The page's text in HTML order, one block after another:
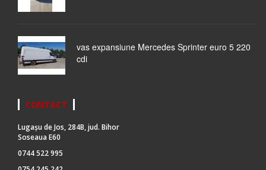
vas expansiune Mercedes Sprinter euro 5 220
cdi
CONTACT
Lugașu de Jos, 284B, jud. Bihor
Soseaua E60
0744 522 995